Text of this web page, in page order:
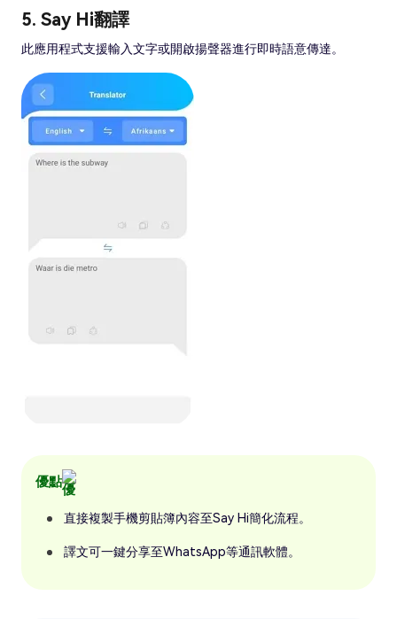
5. Say Hi翻譯
此應用程式支援輸入文字或開啟揚聲器進行即時語意傳達。
優點
直接複製手機剪貼簿內容至Say Hi簡化流程。
譯文可一鍵分享至WhatsApp等通訊軟體。